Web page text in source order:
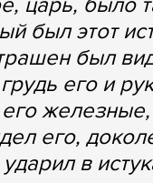
был этот
был
грудь его и
его,
в